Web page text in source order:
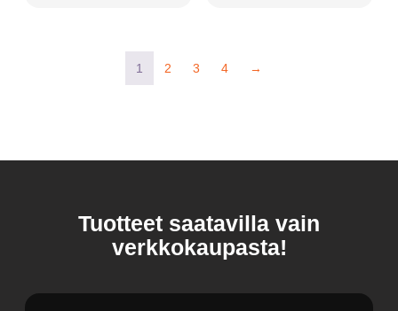
1 2 3 4 →
Tuotteet saatavilla vain
verkkokaupasta!